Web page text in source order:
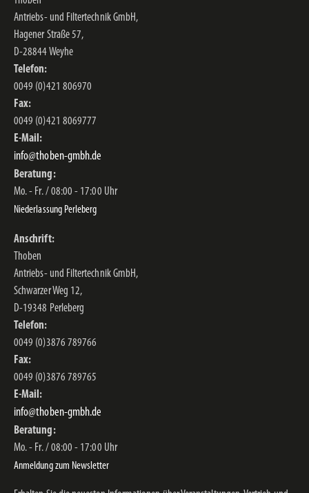
Antriebs- und Filtertechnik GmbH,
Hagener Straße 57,
D-28844 Weyhe
Telefon:
0049 (0)421 806970
Fax:
0049 (0)421 8069777
E-Mail:
info@thoben-gmbh.de
Beratung:
Mo. - Fr. / 08:00 - 17:00 Uhr
Niederlassung Perleberg
Anschrift:
Thoben
Antriebs- und Filtertechnik GmbH,
Schwarzer Weg 12,
D-19348 Perleberg
Telefon:
0049 (0)3876 789766
Fax:
0049 (0)3876 789765
E-Mail:
info@thoben-gmbh.de
Beratung:
Mo. - Fr. / 08:00 - 17:00 Uhr
Anmeldung zum Newsletter